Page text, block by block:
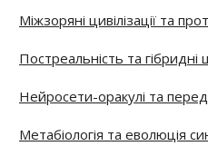
Міжзоряні цивілізації та
Постреальність та
Нейросети-оракулі та
Метабіологія та еволюція